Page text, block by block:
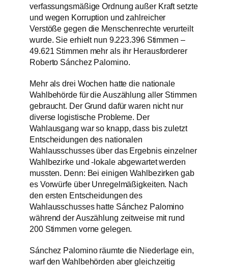
verfassungsmäßige Ordnung außer Kraft setzte
und wegen Korruption und zahlreicher
Verstöße gegen die Menschenrechte verurteilt
wurde. Sie erhielt nun 9.223.396 Stimmen –
49.621 Stimmen mehr als ihr Herausforderer
Roberto Sánchez Palomino.
Mehr als drei Wochen hatte die nationale
Wahlbehörde für die Auszählung aller Stimmen
gebraucht. Der Grund dafür waren nicht nur
diverse logistische Probleme. Der
Wahlausgang war so knapp, dass bis zuletzt
Entscheidungen des nationalen
Wahlausschusses über das Ergebnis einzelner
Wahlbezirke und -lokale abgewartet werden
mussten. Denn: Bei einigen Wahlbezirken gab
es Vorwürfe über Unregelmäßigkeiten. Nach
den ersten Entscheidungen des
Wahlausschusses hatte Sánchez Palomino
während der Auszählung zeitweise mit rund
200 Stimmen vorne gelegen.
Sánchez Palomino räumte die Niederlage ein,
warf den Wahlbehörden aber gleichzeitig